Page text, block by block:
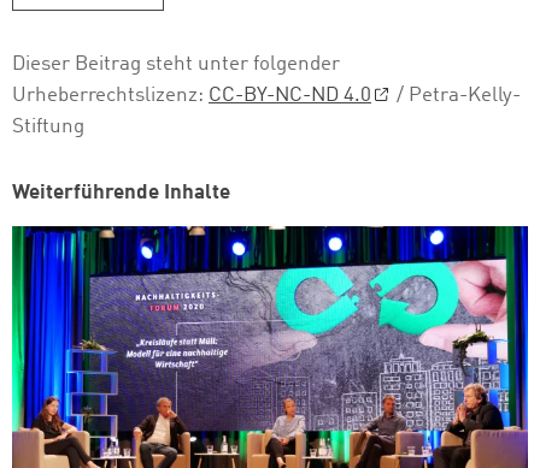
Dieser Beitrag steht unter folgender
Urheberrechtslizenz: CC-BY-NC-ND 4.0
/ Petra-Kelly-
Stiftung
Weiterführende Inhalte